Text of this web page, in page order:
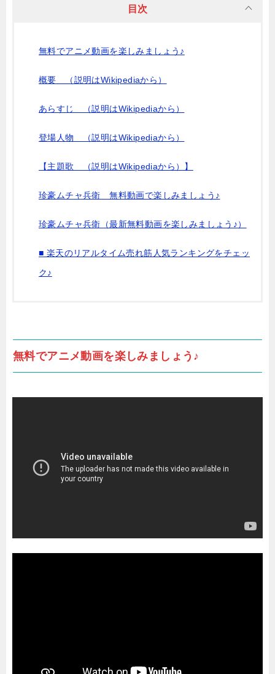
目次
無料でアニメ動画を楽しみましょう♪
概要 （説明はWikipediaから）
あらすじ （説明はWikipediaから）
登場人物 （説明はWikipediaから）
【主題歌 （説明はWikipediaから）】
珍豪ムチャ兵衛 無料動画で楽しみましょう♪
珍豪ムチャ兵衛（最新無料動画を楽しみましょう♪）
■ 楽天のリアルタイム売れ筋人気ランキングをチェッ
ク♪
無料でアニメ動画を楽しみましょう♪